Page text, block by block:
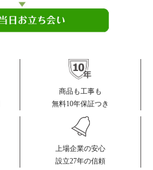
商品も工事も
無料10年保証つき
上場企業の安心
設立27年の信頼